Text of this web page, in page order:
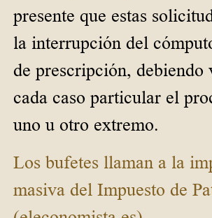
presente que estas
la interrupción del
de prescripción, debiendo
cada caso particular el
uno u otro extremo.
Los bufetes llaman a la
masiva del Impuesto de